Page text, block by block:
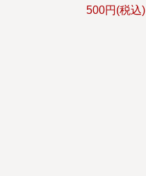
500円(税込)